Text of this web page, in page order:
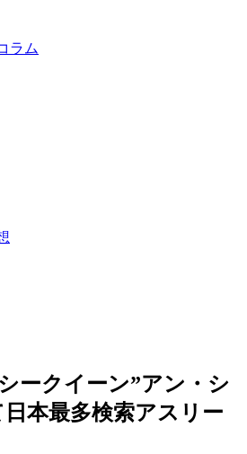
ラム
ークイーン”アン・シ
本最多検索アスリー